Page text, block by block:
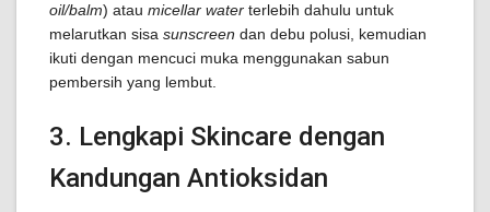
oil/balm) atau micellar water terlebih dahulu untuk
melarutkan sisa sunscreen dan debu polusi, kemudian
ikuti dengan mencuci muka menggunakan sabun
pembersih yang lembut.
3. Lengkapi Skincare dengan
Kandungan Antioksidan